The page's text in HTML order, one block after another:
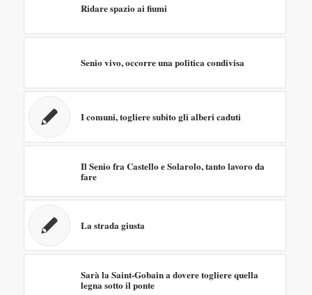
Ridare spazio ai fiumi
Senio vivo, occorre una politica condivisa
I comuni, togliere subito gli alberi caduti
Il Senio fra Castello e Solarolo, tanto lavoro da
fare
La strada giusta
Sarà la Saint-Gobain a dovere togliere quella
legna sotto il ponte